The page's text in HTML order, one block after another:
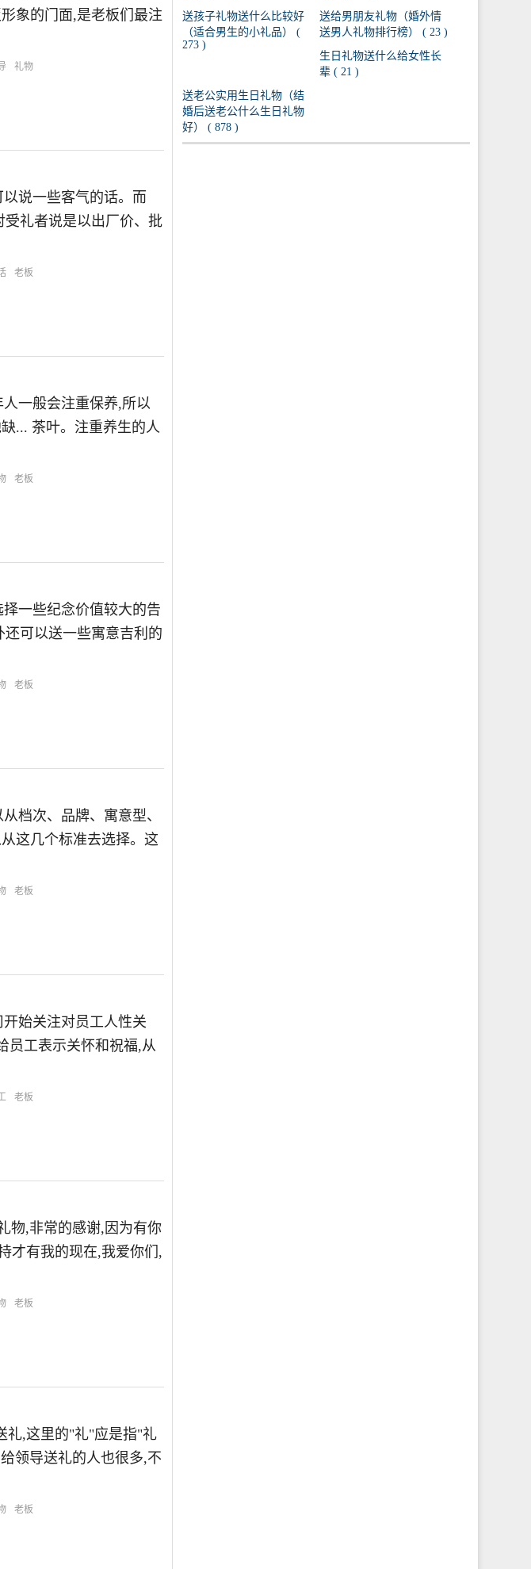
象的门面,是老板们最注
礼物
说一些客气的话。而
礼者说是以出厂价、批
老板
一般会注重保养,所以
... 茶叶。注重养生的人
老板
一些纪念价值较大的告
可以送一些寓意吉利的
老板
档次、品牌、寓意型、
这几个标准去选择。这
老板
始关注对员工人性关
员工表示关怀和祝福,从
老板
物,非常的感谢,因为有你
才有我的现在,我爱你们,
老板
礼,这里的"礼"应是指"礼
领导送礼的人也很多,不
老板
送孩子礼物送什么比较好
（适合男生的小礼品） (
273 )
送给男朋友礼物（婚外情
送男人礼物排行榜） ( 23 )
生日礼物送什么给女性长
辈 ( 21 )
送老公实用生日礼物（结
婚后送老公什么生日礼物
好） ( 878 )